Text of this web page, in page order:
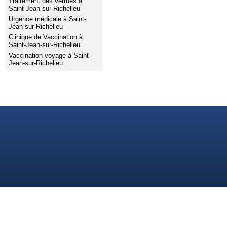
Saint-Jean-sur-Richelieu
Urgence médicale à Saint-
Jean-sur-Richelieu
Clinique de Vaccination à
Saint-Jean-sur-Richelieu
Vaccination voyage à Saint-
Jean-sur-Richelieu